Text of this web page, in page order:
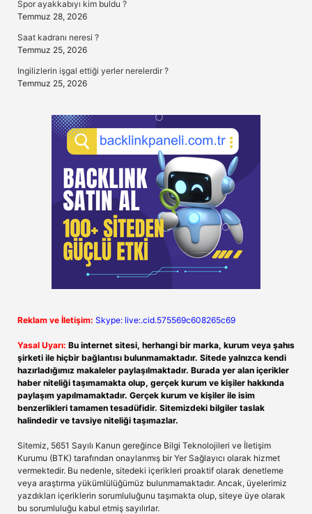
Spor ayakkabıyı kim buldu ?
Temmuz 28, 2026
Saat kadranı neresi ?
Temmuz 25, 2026
Ingilizlerin işgal ettiği yerler nerelerdir ?
Temmuz 25, 2026
Reklam ve İletişim: Skype: live:.cid.575569c608265c69
Yasal Uyarı: Bu internet sitesi, herhangi bir marka, kurum veya şahıs
şirketi ile hiçbir bağlantısı bulunmamaktadır. Sitede yalnızca kendi
hazırladığımız makaleler paylaşılmaktadır. Burada yer alan içerikler
haber niteliği taşımamakta olup, gerçek kurum ve kişiler hakkında
paylaşım yapılmamaktadır. Gerçek kurum ve kişiler ile isim
benzerlikleri tamamen tesadüfidir. Sitemizdeki bilgiler taslak
halindedir ve tavsiye niteliği taşımazlar.
Sitemiz, 5651 Sayılı Kanun gereğince Bilgi Teknolojileri ve İletişim
Kurumu (BTK) tarafından onaylanmış bir Yer Sağlayıcı olarak hizmet
vermektedir. Bu nedenle, sitedeki içerikleri proaktif olarak denetleme
veya araştırma yükümlülüğümüz bulunmamaktadır. Ancak, üyelerimiz
yazdıkları içeriklerin sorumluluğunu taşımakta olup, siteye üye olarak
bu sorumluluğu kabul etmiş sayılırlar.